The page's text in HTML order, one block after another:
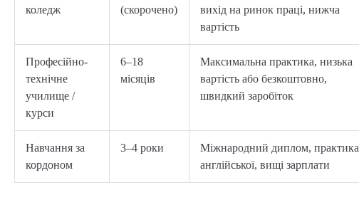
коледж
(скорочено)
вихід на ринок праці, нижча
вартість
Професійно-
технічне
училище /
курси
6–18
місяців
Максимальна практика, низька
вартість або безкоштовно,
швидкий заробіток
Навчання за
кордоном
3–4 роки
Міжнародний диплом, практика
англійської, вищі зарплати